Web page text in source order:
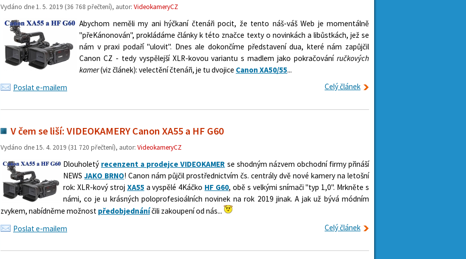
Vydáno dne 1. 5. 2019 (36 768 přečtení), autor: VideokameryCZ
Abychom neměli my ani hýčkaní čtenáři pocit, že tento náš-váš Web je momentálně
"přeKánonován", prokládáme články k této značce texty o novinkách a libůstkách, jež se
nám v praxi podaří "ulovit". Dnes ale dokončíme představení dua, které nám zapůjčil
Canon CZ - tedy vyspělejší XLR-kovou variantu s madlem jako pokračování ručkových
kamer(viz článek): velectění čtenáři, je tu dvojice Canon XA50/55...
Poslat e-mailem
Celý článek
V čem se liší: VIDEOKAMERY Canon XA55 a HF G60
Vydáno dne 15. 4. 2019 (31 720 přečtení), autor: VideokameryCZ
Dlouholetý recenzent a prodejce VIDEOKAMER se shodným názvem obchodní firmy přináší
NEWS JAKO BRNO! Canon nám půjčil prostřednictvím čs. centrály dvě nové kamery na letošní
rok: XLR-kový stroj XA55 a vyspělé 4Káčko HF G60, obě s velkými snímači "typ 1,0". Mrkněte s
námi, co je u krásných poloprofesioálních novinek na rok 2019 jinak. A jak už bývá módním
zvykem, nabídněme možnost předobjednáníčili zakoupení od nás...
Poslat e-mailem
Celý článek